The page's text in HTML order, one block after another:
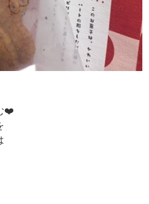
❤️